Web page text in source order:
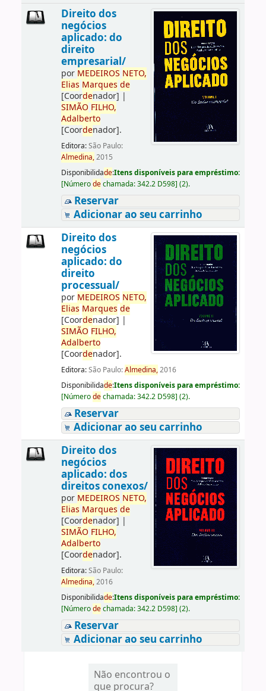
Direito dos
negócios
aplicado: do
direito
empresarial/
por MEDEIROS NETO,
Elias Marques de
[Coordenador] |
SIMÃO FILHO,
Adalberto
[Coordenador].
Editora:São Paulo:
Almedina,2015
Disponibilidade:Itens disponíveis para empréstimo:
[Númerodechamada:342.2 D598] (2).
Reservar
Adicionar ao seu carrinho
Direito dos
negócios
aplicado: do
direito
processual/
por MEDEIROS NETO,
Elias Marques de
[Coordenador] |
SIMÃO FILHO,
Adalberto
[Coordenador].
Editora:São Paulo:Almedina,2016
Disponibilidade:Itens disponíveis para empréstimo:
[Númerodechamada:342.2 D598] (2).
Reservar
Adicionar ao seu carrinho
Direito dos
negócios
aplicado: dos
direitos conexos/
por MEDEIROS NETO,
Elias Marques de
[Coordenador] |
SIMÃO FILHO,
Adalberto
[Coordenador].
Editora:São Paulo:
Almedina,2016
Disponibilidade:Itens disponíveis para empréstimo:
[Númerodechamada:342.2 D598] (2).
Reservar
Adicionar ao seu carrinho
Não encontrou o
que procura?